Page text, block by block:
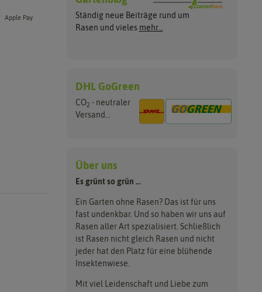
Apple Pay
Ständig neue Beiträge rund um
Rasen und vieles mehr...
DHL GoGreen
CO2 - neutraler
Versand...
Über uns
Es grünt so grün …
Ein Garten ohne Rasen? Das ist für uns
fast undenkbar. Und so haben wir uns auf
Rasen aller Art spezialisiert. Schließlich
ist Rasen nicht gleich Rasen und nicht
jeder hat den Platz für eine blühende
Insektenwiese.
Mit viel Leidenschaft und Liebe zum